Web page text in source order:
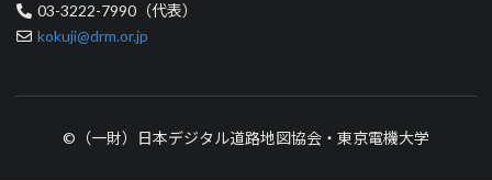
03-3222-7990（代表）
kokuji@drm.or.jp
©（一財）日本デジタル道路地図協会・東京電機大学